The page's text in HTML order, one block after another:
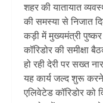
शहर की यातायात
की समस्या से निजात
कड़ी में मुख्यमंत्री पुष्कर
कॉरिडोर की समीक्षा
हो रही देरी पर सख्त
यह कार्य जल्द शुरू करने
एलिवेटेड कॉरिडोर को